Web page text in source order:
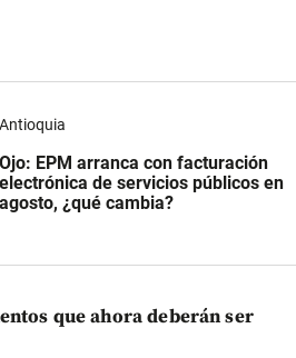
Antioquia
Ojo: EPM arranca con facturación
electrónica de servicios públicos en
¿qué cambia?
que ahora deberán ser